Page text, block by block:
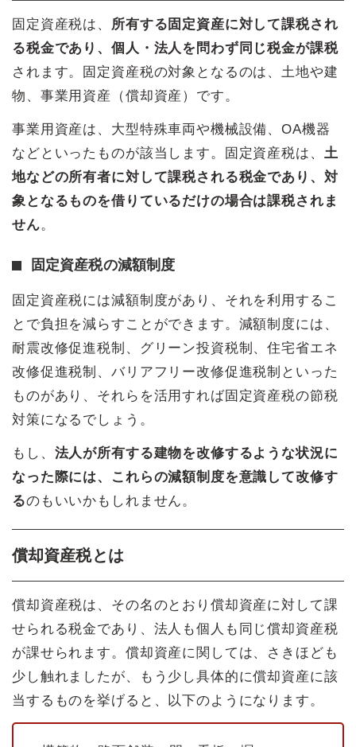
固定資産税は、 所有する固定資産に対して課税され
る税金であり、個人・法人を問わず同じ税金が課税
されます。固定資産税の対象となるのは、土地や建
物、事業用資産（償却資産）です。
事業用資産は、大型特殊車両や機械設備、OA機器
などといったものが該当します。固定資産税は、 土
地などの所有者に対して課税される税金であり、対
象となるものを借りているだけの場合は課税されま
せん。
固定資産税の減額制度
固定資産税には減額制度があり、それを利用するこ
とで負担を減らすことができます。減額制度には、
耐震改修促進税制、グリーン投資税制、住宅省エネ
改修促進税制、バリアフリー改修促進税制といった
ものがあり、それらを活用すれば固定資産税の節税
対策になるでしょう。
もし、 法人が所有する建物を改修するような状況に
なった際には、これらの減額制度を意識して改修す
るのもいいかもしれません。
償却資産税とは
償却資産税は、その名のとおり償却資産に対して課
せられる税金であり、法人も個人も同じ償却資産税
が課せられます。償却資産に関しては、さきほども
少し触れましたが、もう少し具体的に償却資産に該
当するものを挙げると、以下のようになります。